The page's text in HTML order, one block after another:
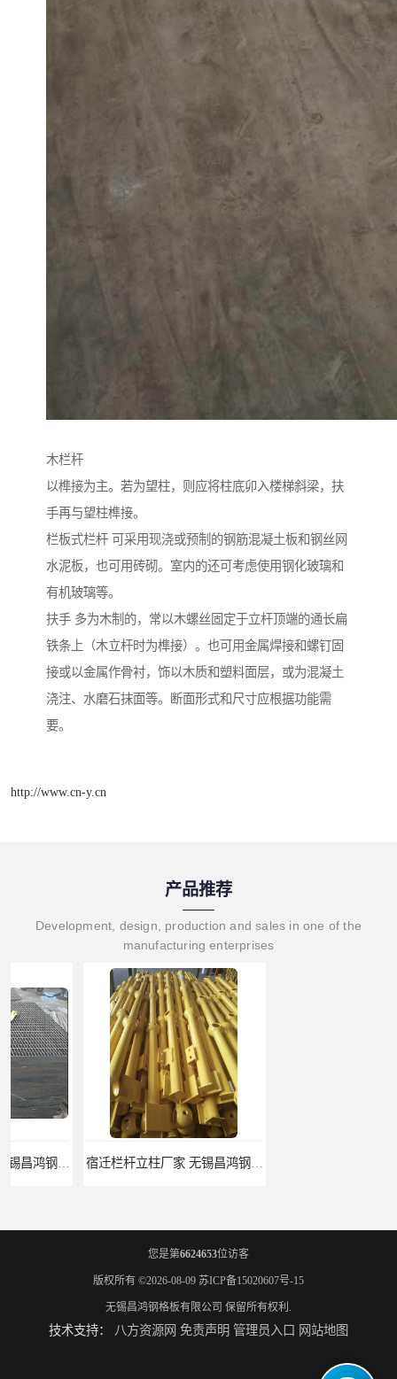
木栏杆
以榫接为主。若为望柱，则应将柱底卯入楼梯斜梁，扶
手再与望柱榫接。
栏板式栏杆 可采用现浇或预制的钢筋混凝土板和钢丝网
水泥板，也可用砖砌。室内的还可考虑使用钢化玻璃和
有机玻璃等。
扶手 多为木制的，常以木螺丝固定于立杆顶端的通长扁
铁条上（木立杆时为榫接）。也可用金属焊接和螺钉固
接或以金属作骨衬，饰以木质和塑料面层，或为混凝土
浇注、水磨石抹面等。断面形式和尺寸应根据功能需
要。
http://www.cn-y.cn
产品推荐
Development, design, production and sales in one of the
manufacturing enterprises
宿迁栏杆立柱厂家 无锡昌鸿钢格板有限公司
您是第6624653位访客
版权所有 ©2026-08-09 苏ICP备15020607号-15
无锡昌鸿钢格板有限公司 保留所有权利.
技术支持： 八方资源网 免责声明 管理员入口 网站地图